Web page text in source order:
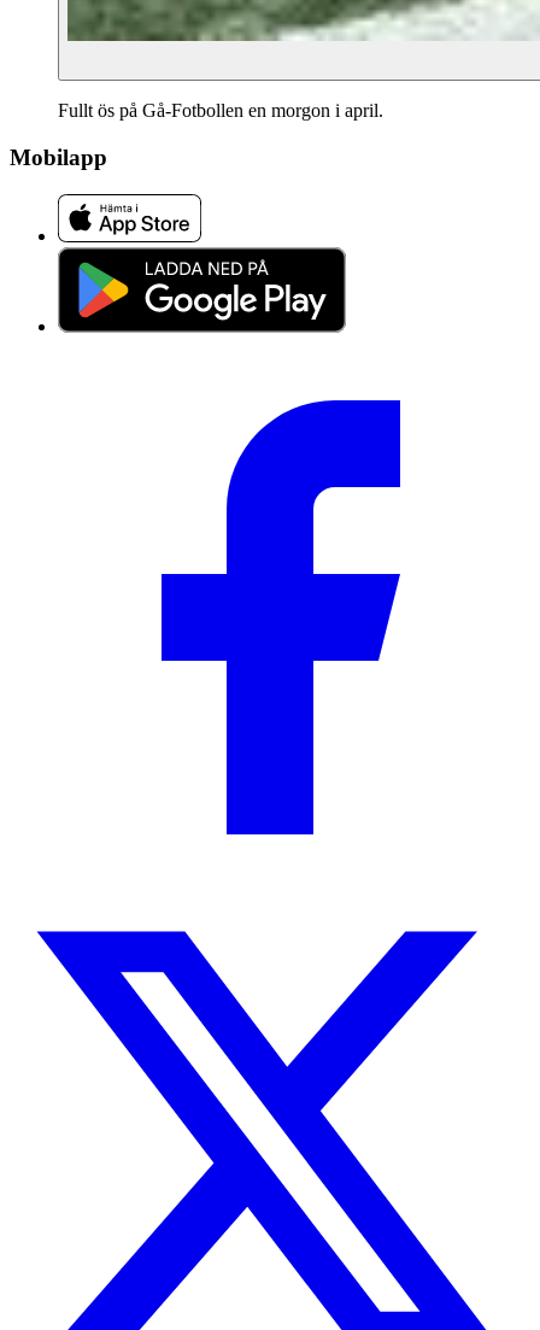
Fullt ös på Gå-Fotbollen en morgon i april.
Mobilapp